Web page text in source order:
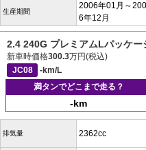
生産期間
2006年01月～200
6年12月
2.4 240G プレミアムLパッケー
新車時価格300.3万円(税込)
JC08
-km/L
満タンでどこまで走る？
-km
排気量 2362cc